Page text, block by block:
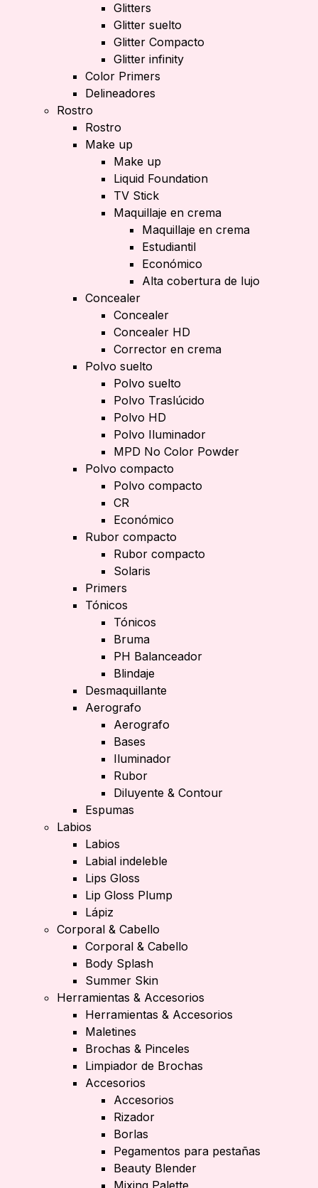
Glitters
Glitter suelto
Glitter Compacto
Glitter infinity
Color Primers
Delineadores
Rostro
Rostro
Make up
Make up
Liquid Foundation
TV Stick
Maquillaje en crema
Maquillaje en crema
Estudiantil
Económico
Alta cobertura de lujo
Concealer
Concealer
Concealer HD
Corrector en crema
Polvo suelto
Polvo suelto
Polvo Traslúcido
Polvo HD
Polvo Iluminador
MPD No Color Powder
Polvo compacto
Polvo compacto
CR
Económico
Rubor compacto
Rubor compacto
Solaris
Primers
Tónicos
Tónicos
Bruma
PH Balanceador
Blindaje
Desmaquillante
Aerografo
Aerografo
Bases
Iluminador
Rubor
Diluyente & Contour
Espumas
Labios
Labios
Labial indeleble
Lips Gloss
Lip Gloss Plump
Lápiz
Corporal & Cabello
Corporal & Cabello
Body Splash
Summer Skin
Herramientas & Accesorios
Herramientas & Accesorios
Maletines
Brochas & Pinceles
Limpiador de Brochas
Accesorios
Accesorios
Rizador
Borlas
Pegamentos para pestañas
Beauty Blender
Mixing Palette